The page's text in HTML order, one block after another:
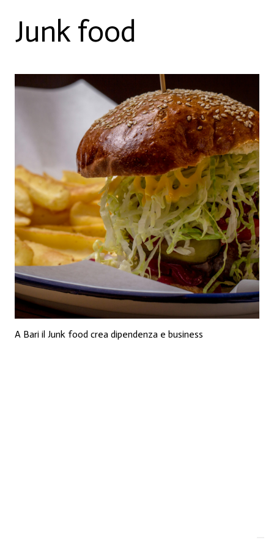
Junk food
A Bari il Junk food crea dipendenza e business